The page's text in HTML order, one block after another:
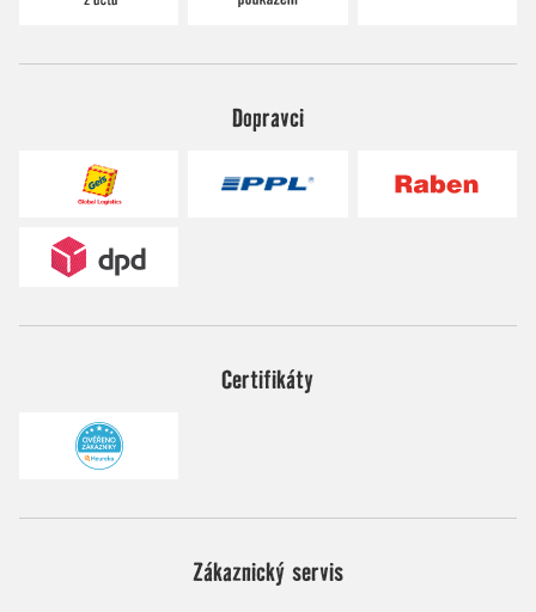
Dopravci
Certifikáty
Zákaznický servis